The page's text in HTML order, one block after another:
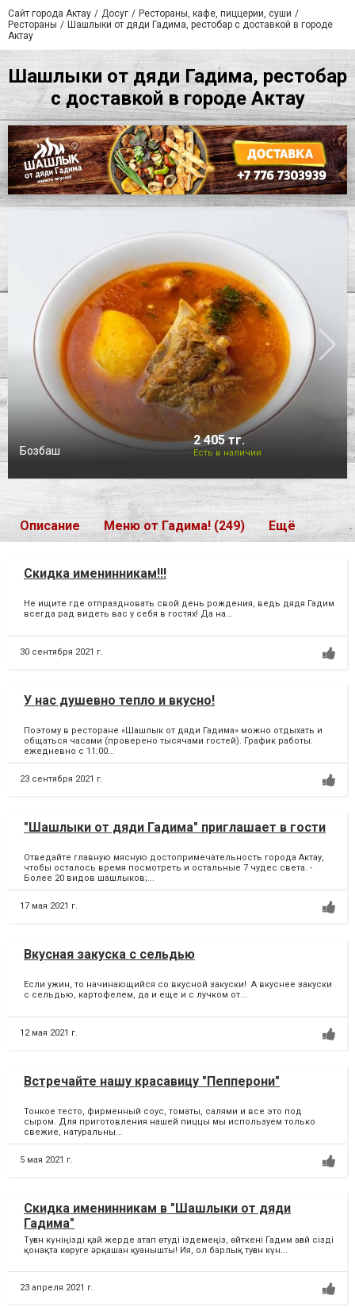
Сайт города Актау Досуг
Рестораны, кафе, пиццерии, суши
Рестораны
Шашлыки от дяди Гадима, рестобар с доставкой в городе
Актау
Шашлыки от дяди Гадима, рестобар
с доставкой в городе Актау
Бозбаш
2 405 тг.
Есть в наличии
Описание Меню от Гадима! (249) Ещё
Скидка именинникам!!!
Не ищите где отпраздновать свой день рождения, ведь дядя Гадим
всегда рад видеть вас у себя в гостях! Да на...
30 сентября 2021 г.
У нас душевно тепло и вкусно!
Поэтому в ресторане «Шашлык от дяди Гадима» можно отдыхать и
общаться часами (проверено тысячами гостей). График работы:
ежедневно с 11:00...
23 сентября 2021 г.
"Шашлыки от дяди Гадима" приглашает в гости
Отведайте главную мясную достопримечательность города Актау,
чтобы осталось время посмотреть и остальные 7 чудес света. -
Более 20 видов шашлыков;...
17 мая 2021 г.
Вкусная закуска с сельдью
Если ужин, то начинающийся со вкусной закуски! А вкуснее закуски
с сельдью, картофелем, да и еще и с лучком от...
12 мая 2021 г.
Встречайте нашу красавицу "Пепперони"
Тонкое тесто, фирменный соус, томаты, салями и все это под
сыром. Для приготовления нашей пиццы мы используем только
свежие, натуральны...
5 мая 2021 г.
Скидка именинникам в "Шашлыки от дяди
Гадима"
Туған күніңізді қай жерде атап өтуді іздемеңіз, өйткені Гадим ағай сізді
қонақта көруге әрқашан қуанышты! Ия, ол барлық туған күн...
23 апреля 2021 г.